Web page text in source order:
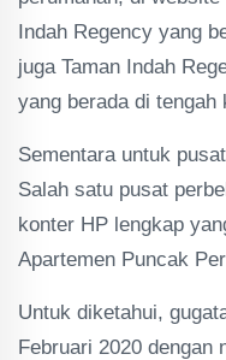
Indah Regency yang
juga Taman Indah
yang berada di tengah
Sementara untuk
Salah satu pusat
konter HP lengkap
Apartemen Puncak
Untuk diketahui,
Februari 2020 dengan